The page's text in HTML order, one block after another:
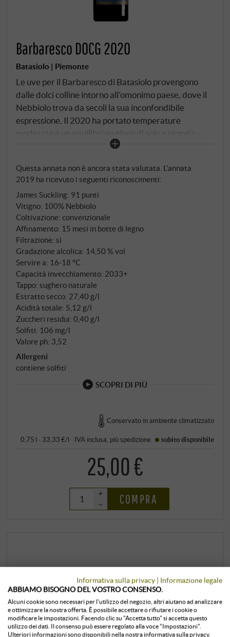
Barbaresco DOCG 2020
Batasiolo | Piemonte
Le uve per il Barbaresco di Batasiolo provengono
dalle dolci colline intorno all'omonimo paese, dove il
Nebbiolo trova da secoli la sua inconfondibile
espressione. Il 2020 ha portato temperature
moderate e un equilibrato gioco di sole e pioggia –
condizioni ideali per mantenere l'equilibrio tra
rosso granato chiaro con un bordo color mattone –
un'indicazione della sua giovinezza e del viaggio che
deve ancora compiere. Il naso si apre con ciliegia
matura, lampone secco e un accenno di petali di rosa,
incorniciati da tabacco, spezie dolci e un accenno di
sottobosco. Al palato è sottile, ma allo stesso tempo
morbido, con tannini fini che conferiscono al vino un
nerbo e un'acidità fresca e precisa che ne trasmette
la tensione interna. L'affinamento in grandi botti di
legno permette al frutto di brillare, mentre si
sviluppano sottili note balsamiche e terrose. Il finale è
lungo, limpido ed elegante, con una sottile vena
minerale. Un Barbaresco che incarna la scuola
classica del Piemonte – nobile, longevo e con una
profondità che continuerà a svilupparsi per diversi
anni. Ottimo rapporto qualità-prezzo.
Questa annata non è ancora stata valutata. L’annata
2019 ha ricevuto i seguenti riconoscimenti:
James Suckling: 91 punti
Vitigno: 100% Nebbiolo
Coltivazione: convenzionale
Affinamento: 15 mesi in botte di legno
Filtrazione: sì
Gradazione alcolica: 14,50 % vol
Servire a: 16‑18 °C
Capacità invecchiamento: 2033+
Tappo: sughero naturale
Estratto secco: 27,40 g/l
Acidità totale: 5,12 g/l
Zuccheri residui: 0,40 g/l
Solfiti: 106 mg/l
Valore ph: 3,52
Allergeni
contiene solfiti
SCOPRI DI PIÙ
Conservato in ambiente climatizzato
0,75 l · 33,33 €/l · IVA inclusa , piùspedizione subito disponibile
25,00 €
+
–
COMPRA
Informativa sulla privacy | Informazione legale
ABBIAMO BISOGNO DEL VOSTRO CONSENSO.
Alcuni cookie sono necessari per l'utilizzo del negozio, altri aiutano ad analizzare
e ottimizzare la nostra offerta. È possibile accettare o rifiutare i cookie o
modificare le impostazioni. Facendo clic su "Accetta tutto" si accetta questo
utilizzo dei dati. Il consenso può essere regolato alla voce "Impostazioni".
Ulteriori informazioni sono disponibili nella nostra informativa sulla privacy.